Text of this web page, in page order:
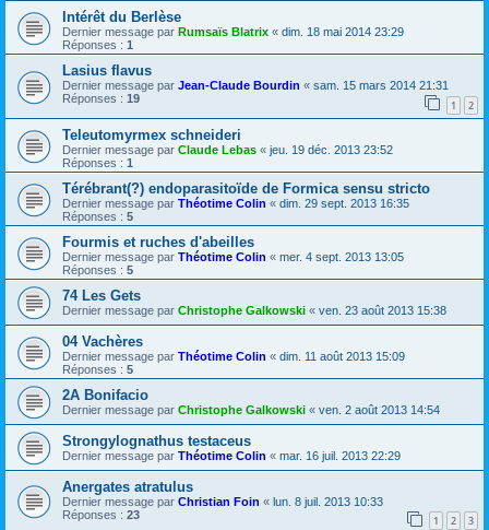
Intérêt du Berlèse
Dernier message par Rumsaïs Blatrix « dim. 18 mai 2014 23:29
Réponses : 1
Lasius flavus
Dernier message par Jean-Claude Bourdin « sam. 15 mars 2014 21:31
Réponses : 19 1 2
Teleutomyrmex schneideri
Dernier message par Claude Lebas « jeu. 19 déc. 2013 23:52
Réponses : 1
Térébrant(?) endoparasitoïde de Formica sensu stricto
Dernier message par Théotime Colin « dim. 29 sept. 2013 16:35
Réponses : 5
Fourmis et ruches d'abeilles
Dernier message par Théotime Colin « mer. 4 sept. 2013 13:05
Réponses : 5
74 Les Gets
Dernier message par Christophe Galkowski « ven. 23 août 2013 15:38
04 Vachères
Dernier message par Théotime Colin « dim. 11 août 2013 15:09
Réponses : 5
2A Bonifacio
Dernier message par Christophe Galkowski « ven. 2 août 2013 14:54
Strongylognathus testaceus
Dernier message par Théotime Colin « mar. 16 juil. 2013 22:29
Anergates atratulus
Dernier message par Christian Foin « lun. 8 juil. 2013 10:33
Réponses : 23 1 2 3